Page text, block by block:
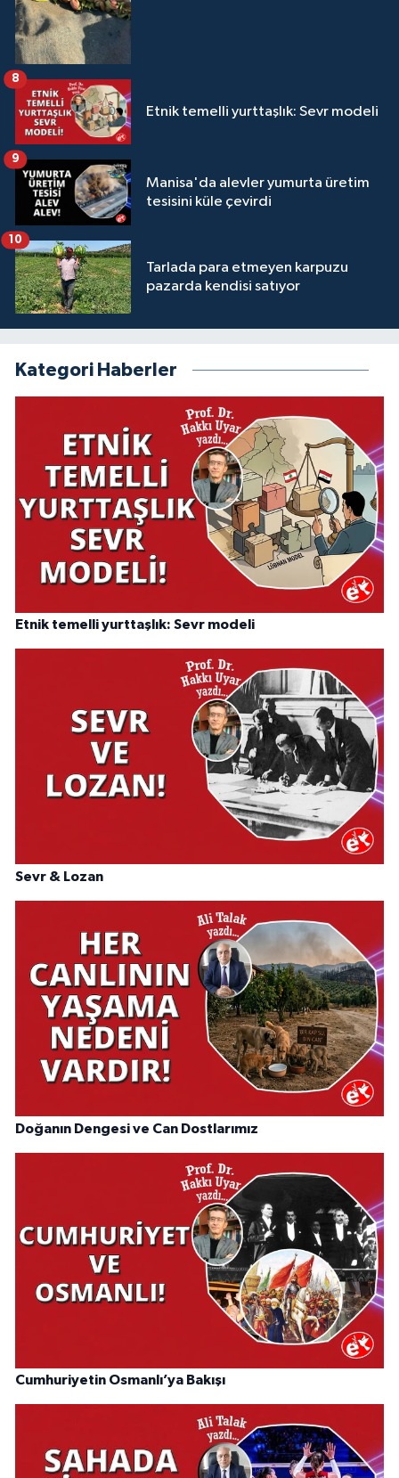
Etnik temelli yurttaşlık: Sevr modeli
8
Manisa'da alevler yumurta üretim
tesisini küle çevirdi
9
Tarlada para etmeyen karpuzu
pazarda kendisi satıyor
10
Kategori Haberler
Etnik temelli yurttaşlık: Sevr modeli
Sevr & Lozan
Doğanın Dengesi ve Can Dostlarımız
Cumhuriyetin Osmanlı’ya Bakışı